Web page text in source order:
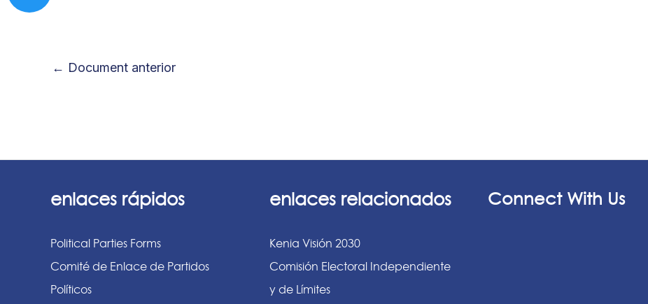
← Document anterior
enlaces rápidos
Political Parties Forms
Comité de Enlace de Partidos
Políticos
enlaces relacionados
Kenia Visión 2030
Comisión Electoral Independiente
y de Límites
Connect With Us